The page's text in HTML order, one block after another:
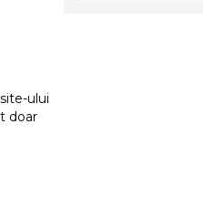
ului
doar